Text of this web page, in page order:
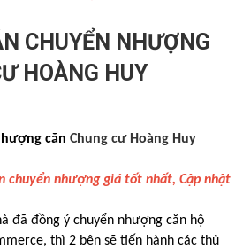
CHUYỂN NHƯỢNG
HOÀNG HUY
căn Chung cư Hoàng Huy
chuyển nhượng giá tốt nhất, Cập nhật
đã đồng ý chuyển nhượng căn hộ
thì 2 bên sẽ tiến hành các thủ